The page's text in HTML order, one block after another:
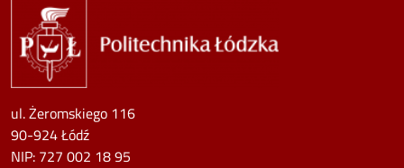
ul. Żeromskiego 116
90-924 Łódź
NIP: 727 002 18 95